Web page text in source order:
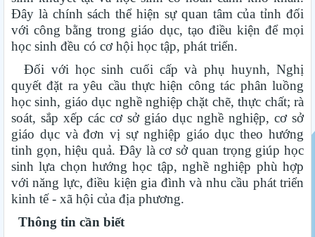
Đây là chính sách thể hiện sự quan tâm của tỉnh đối
với công bằng trong giáo dục, tạo điều kiện để mọi
học sinh đều có cơ hội học tập, phát triển.
Đối với học sinh cuối cấp và phụ huynh, Nghị
quyết đặt ra yêu cầu thực hiện công tác phân luồng
học sinh, giáo dục nghề nghiệp chặt chẽ, thực chất; rà
soát, sắp xếp các cơ sở giáo dục nghề nghiệp, cơ sở
giáo dục và đơn vị sự nghiệp giáo dục theo hướng
tinh gọn, hiệu quả. Đây là cơ sở quan trọng giúp học
sinh lựa chọn hướng học tập, nghề nghiệp phù hợp
với năng lực, điều kiện gia đình và nhu cầu phát triển
kinh tế - xã hội của địa phương.
Thông tin cần biết